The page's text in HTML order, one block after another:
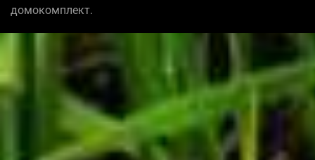
домокомплект.